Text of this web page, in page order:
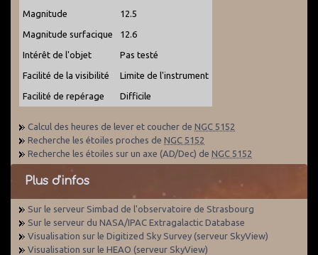
Magnitude 12.5
Magnitude surfacique 12.6
Intérêt de l'objet Pas testé
Facilité de la visibilité Limite de l'instrument
Facilité de repérage Difficile
Calcul des heures de lever et coucher de NGC 5152
Recherche les étoiles proches de NGC 5152
Recherche les étoiles sur un axe (AD/Dec) de NGC 5152
Plus d'infos
Sur le serveur Simbad de l'observatoire de Strasbourg
Sur le serveur du NASA/IPAC Extragalactic Database
Visualisation sur le Digitized Sky Survey (serveur SkyView)
Visualisation sur le HEAO (serveur SkyView)